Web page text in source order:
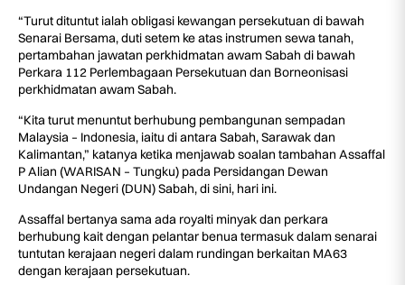
“Turut dituntut ialah obligasi kewangan persekutuan di bawah
Senarai Bersama, duti setem ke atas instrumen sewa tanah,
pertambahan jawatan perkhidmatan awam Sabah di bawah
Perkara 112 Perlembagaan Persekutuan dan Borneonisasi
perkhidmatan awam Sabah.
“Kita turut menuntut berhubung pembangunan sempadan
Malaysia – Indonesia, iaitu di antara Sabah, Sarawak dan
Kalimantan,” katanya ketika menjawab soalan tambahan Assaffal
P Alian (WARISAN – Tungku) pada Persidangan Dewan
Undangan Negeri (DUN) Sabah, di sini, hari ini.
Assaffal bertanya sama ada royalti minyak dan perkara
berhubung kait dengan pelantar benua termasuk dalam senarai
tuntutan kerajaan negeri dalam rundingan berkaitan MA63
dengan kerajaan persekutuan.